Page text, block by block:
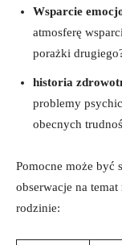
Wsparcie
atmosferę
porażki
historia
problemy
obecnych
Pomocne może ⁣być
obserwacje⁣ na⁣
rodzinie: